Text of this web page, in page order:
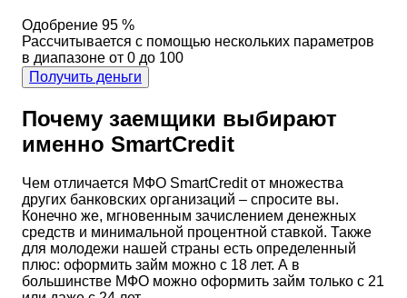
Одобрение 95 %
Рассчитывается с помощью нескольких параметров
в диапазоне от 0 до 100
Получить деньги
Почему заемщики выбирают
именно SmartCredit
Чем отличается МФО SmartCredit от множества
других банковских организаций – спросите вы.
Конечно же, мгновенным зачислением денежных
средств и минимальной процентной ставкой. Также
для молодежи нашей страны есть определенный
плюс: оформить займ можно с 18 лет. А в
большинстве МФО можно оформить займ только с 21